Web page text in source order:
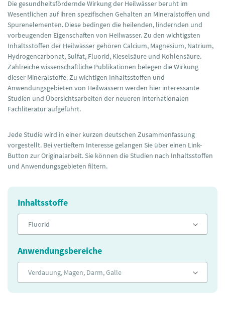
Die gesundheitsfördernde Wirkung der Heilwässer beruht im
Wesentlichen auf ihren spezifischen Gehalten an Mineralstoffen und
Spurenelementen. Diese bedingen die heilenden, lindernden und
vorbeugenden Eigenschaften von Heilwasser. Zu den wichtigsten
Inhaltsstoffen der Heilwässer gehören Calcium, Magnesium, Natrium,
Hydrogencarbonat, Sulfat, Fluorid, Kieselsäure und Kohlensäure.
Zahlreiche wissenschaftliche Publikationen belegen die Wirkung
dieser Mineralstoffe. Zu wichtigen Inhaltsstoffen und
Anwendungsgebieten von Heilwässern werden hier interessante
Studien und Übersichtsarbeiten der neueren internationalen
Fachliteratur aufgeführt.
Jede Studie wird in einer kurzen deutschen Zusammenfassung
vorgestellt. Bei vertieftem Interesse gelangen Sie über einen Link-
Button zur Originalarbeit. Sie können die Studien nach Inhaltsstoffen
und Anwendungsgebieten filtern.
Inhaltsstoffe
Fluorid
Anwendungsbereiche
Verdauung, Magen, Darm, Galle